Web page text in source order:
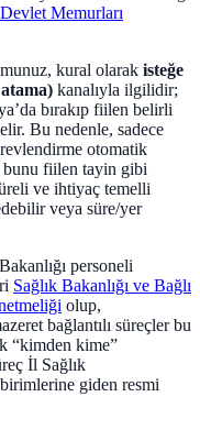
Devlet Memurları
kural olarak isteğe
kanalıyla ilgilidir;
bırakıp fiilen belirli
Bu nedenle, sadece
otomatik
bunu fiilen tayin gibi
ve ihtiyaç temelli
veya süre/yer
personeli
Sağlık Bakanlığı ve Bağlı
olup,
bağlantılı süreçler bu
“kimden kime”
İl Sağlık
giden resmi